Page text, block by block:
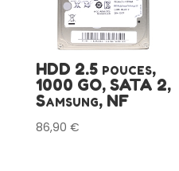
HDD 2.5 pouces,
1000 GO, SATA 2,
Samsung, NF
86,90 €